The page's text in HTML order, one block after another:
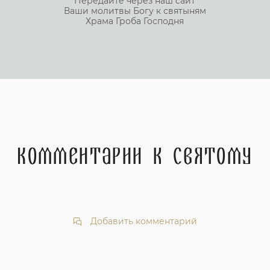
Ваши молитвы Богу к святыням
Храма Гроба Господня
Комментарии к святому
Добавить комментарий